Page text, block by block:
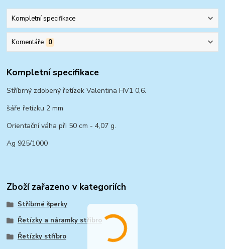
Kompletní specifikace
Komentáře 0
Kompletní specifikace
Stříbrný zdobený řetízek Valentina HV1 0,6.
šáře řetízku 2 mm
Orientační váha při 50 cm - 4,07 g.
Ag 925/1000
Zboží zařazeno v kategoriích
Stříbrné šperky
Řetízky a náramky stříbro
Řetízky stříbro